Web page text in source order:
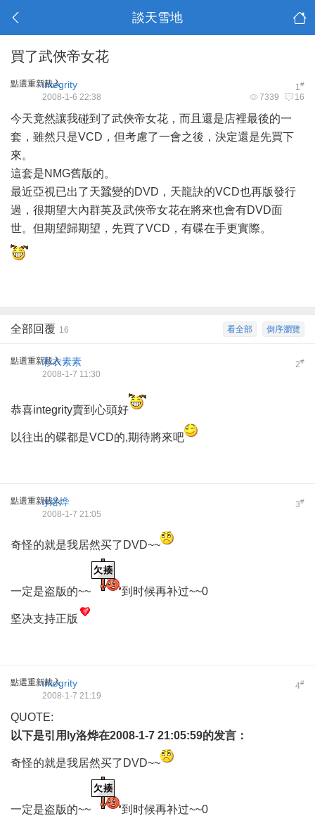
談天雪地
買了武俠帝女花
點選重新載入 1#
integrity
7339 16
2008-1-6 22:38
今天竟然讓我碰到了武俠帝女花，而且還是店裡最後的一
套，雖然只是VCD，但考慮了一會之後，決定還是先買下
來。
這套是NMG舊版的。
最近亞視已出了天蠶變的DVD，天龍訣的VCD也再版發行
過，很期望大內群英及武俠帝女花在將來也會有DVD面
世。但期望歸期望，先買了VCD，有碟在手更實際。
倒序瀏覽
看全部
全部回覆 16
點選重新載入 2#
彩衣素素
2008-1-7 11:30
恭喜integrity賣到心頭好
以往出的碟都是VCD的,期待將來吧
點選重新載入 3#
ly洛烨
2008-1-7 21:05
奇怪的就是我居然买了DVD~~
一定是盗版的~~ 到时候再补过~~0
坚决支持正版
點選重新載入 4#
integrity
2008-1-7 21:19
QUOTE:
以下是引用 ly洛烨在2008-1-7 21:05:59的发言：
奇怪的就是我居然买了DVD~~
一定是盗版的~~ 到时候再补过~~0